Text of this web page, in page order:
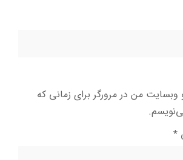
وبسایت من در مرورگر برای زمانی که
*